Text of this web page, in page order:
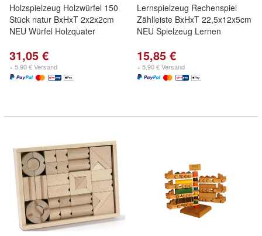
Holzspielzeug Holzwürfel 150
Stück natur BxHxT 2x2x2cm
NEU Würfel Holzquater
31,05 €
+ 5,90 € Versand
Lernspielzeug Rechenspiel
Zählleiste BxHxT 22,5x12x5cm
NEU Spielzeug Lernen
15,85 €
+ 5,90 € Versand